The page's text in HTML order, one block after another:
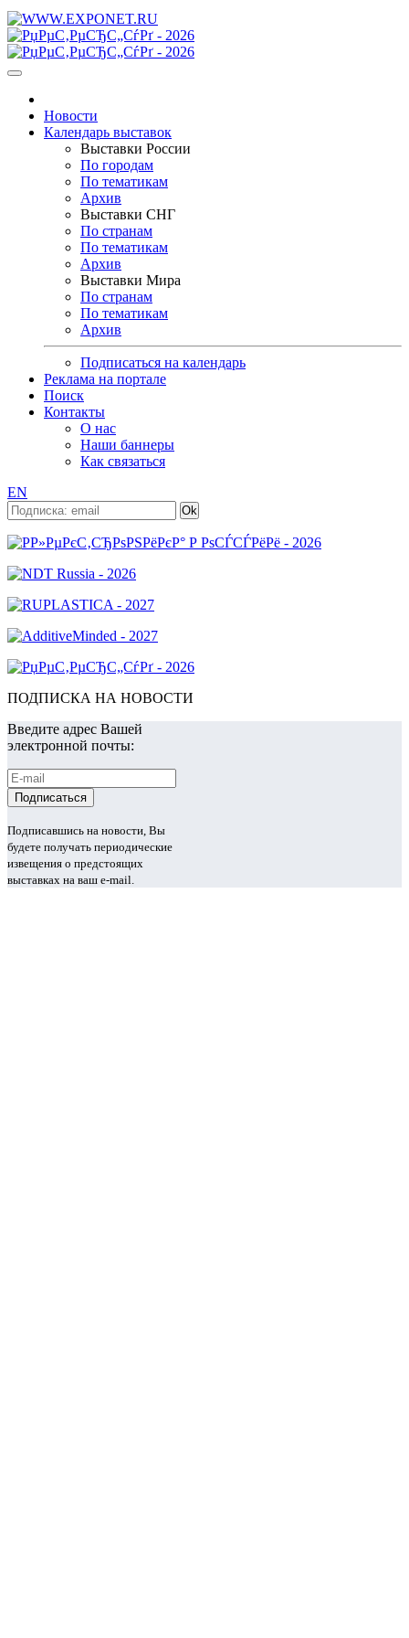
Новости
Календарь выставок
Выставки России
По городам
По тематикам
Архив
Выставки СНГ
По странам
По тематикам
Архив
Выставки Мира
По странам
По тематикам
Архив
Подписаться на календарь
Реклама на портале
Поиск
Контакты
О нас
Наши баннеры
Как связаться
EN
ПОДПИСКА НА НОВОСТИ
Введите адрес Вашей
электронной почты:
Подписавшись на новости, Вы
будете получать периодические
извещения о предстоящих
выставках на ваш e-mail.